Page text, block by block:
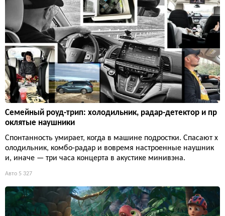
Семейный роуд-трип: холодильник, радар-детектор и пр
оклятые наушники
Спонтанность умирает, когда в машине подростки. Спасают х
олодильник, комбо-радар и вовремя настроенные наушник
и, иначе — три часа концерта в акустике минивэна.
Авто 5 327